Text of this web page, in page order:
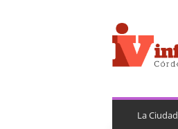
n
f
o
e
La Ciudad